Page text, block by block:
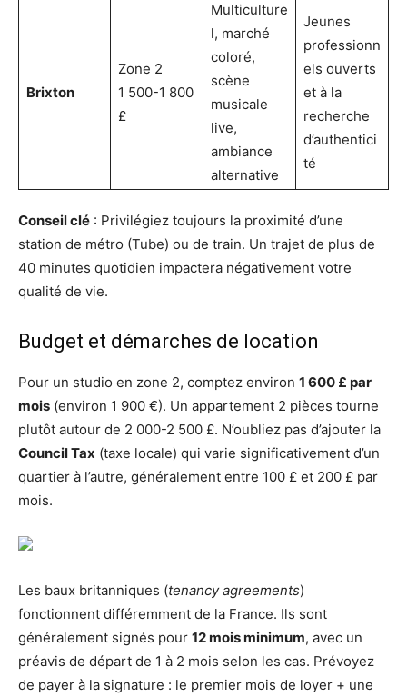
Brixton
Zone 2
1 500-1 800
£
Multiculture
l, marché
coloré,
scène
musicale
live,
ambiance
alternative
Jeunes
professionn
els ouverts
et à la
recherche
d’authentici
té
Conseil clé : Privilégiez toujours la proximité d’une
station de métro (Tube) ou de train. Un trajet de plus de
40 minutes quotidien impactera négativement votre
qualité de vie.
Budget et démarches de location
Pour un studio en zone 2, comptez environ 1 600 £ par
mois (environ 1 900 €). Un appartement 2 pièces tourne
plutôt autour de 2 000-2 500 £. N’oubliez pas d’ajouter la
Council Tax (taxe locale) qui varie significativement d’un
quartier à l’autre, généralement entre 100 £ et 200 £ par
mois.
Les baux britanniques (tenancy agreements)
fonctionnent différemment de la France. Ils sont
généralement signés pour 12 mois minimum, avec un
préavis de départ de 1 à 2 mois selon les cas. Prévoyez
de payer à la signature : le premier mois de loyer + une